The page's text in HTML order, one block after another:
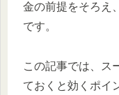
金の前提をそろえ
です。
この記事では、ス
ておくと効くポイ